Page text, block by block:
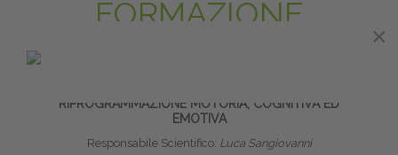
FORMAZIONE
RIPROGRAMMAZIONE MOTORIA, COGNITIVA ED
EMOTIVA
Responsabile Scientifico: Luca Sangiovanni
×
×